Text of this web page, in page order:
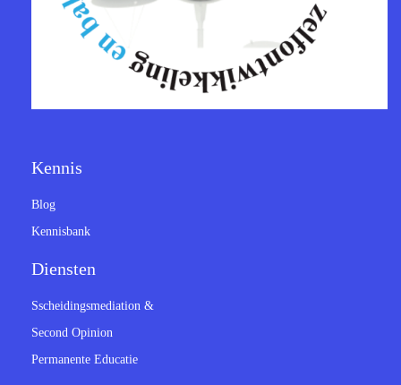
Kennis
Blog
Kennisbank
Diensten
Sscheidingsmediation &
Second Opinion
Permanente Educatie